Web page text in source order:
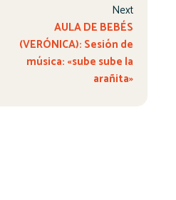
Next
AULA DE BEBÉS
(VERÓNICA): Sesión de
música: «sube sube la
arañita»